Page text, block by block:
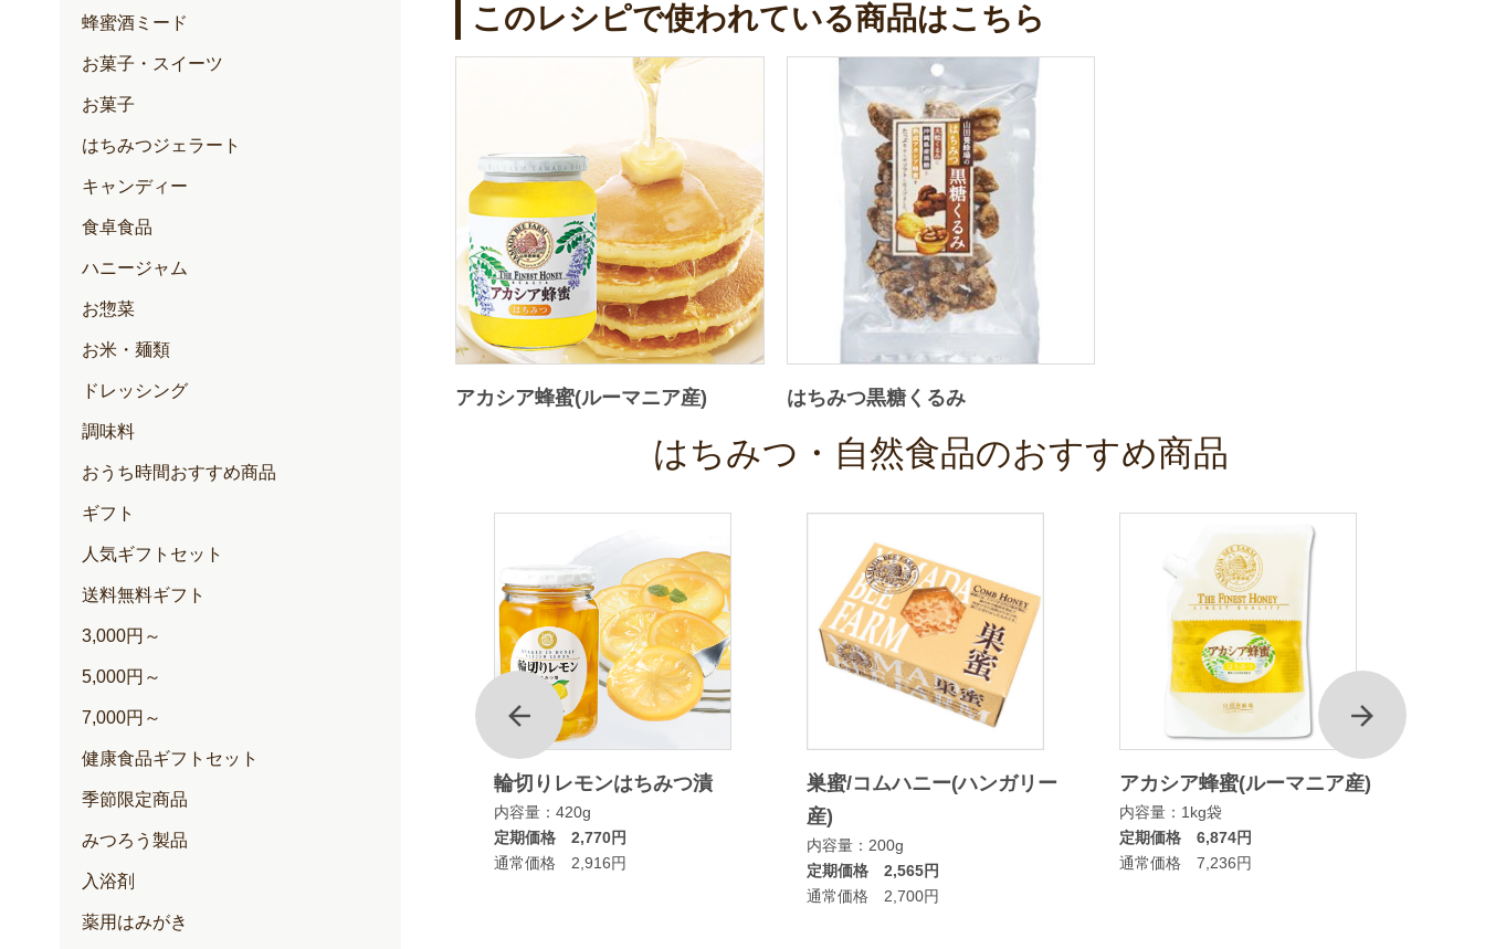
このレシピで使われている商品はこちら
アカシア蜂蜜(ルーマニア産) はちみつ黒糖くるみ
はちみつ・自然食品のおすすめ商品
前
内容量：500ml入
定期価格 2,257円
輪切りレモンはちみつ漬
内容量：420g
定期価格 2,770円
通常価格 2,916円
巣蜜/コムハニー(ハンガリー
産)
内容量：200g
定期価格 2,565円
通常価格 2,700円
アカシア蜂蜜(ルーマニア産)
内容量：1kg袋
定期価格 6,874円
通常価格 7,236円
次
蜂蜜酒ミード
お菓子・スイーツ
お菓子
はちみつジェラート
キャンディー
食卓食品
ハニージャム
お惣菜
お米・麺類
ドレッシング
調味料
おうち時間おすすめ商品
ギフト
人気ギフトセット
送料無料ギフト
3,000円～
5,000円～
7,000円～
健康食品ギフトセット
季節限定商品
みつろう製品
入浴剤
薬用はみがき